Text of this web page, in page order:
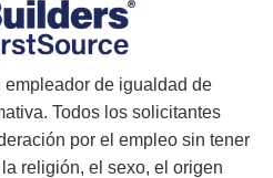
de igualdad de
Todos los solicitantes
por el empleo sin tener
religión, el sexo, el origen